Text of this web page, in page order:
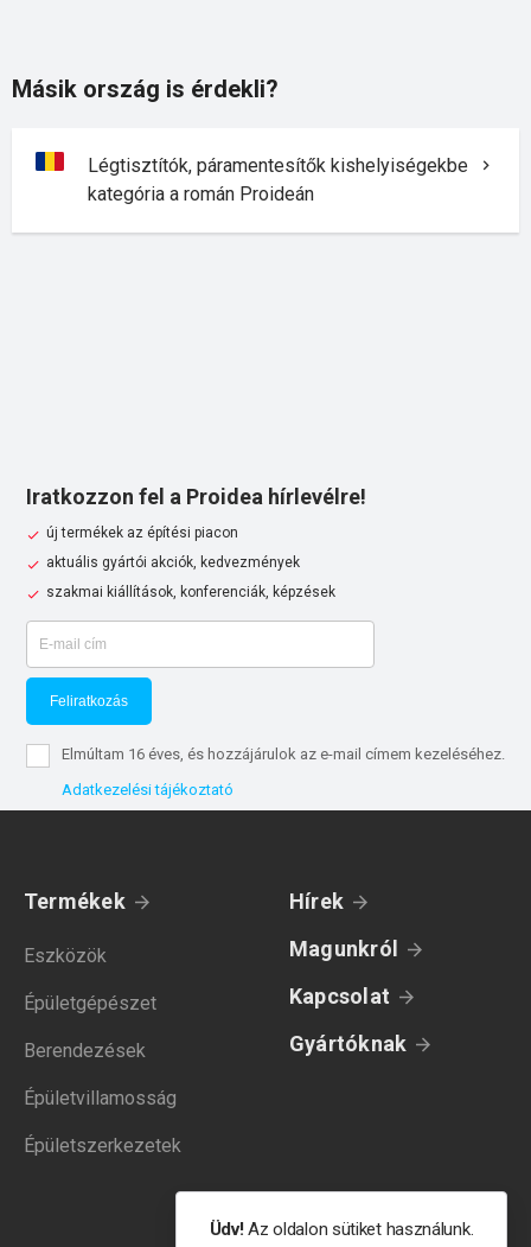
Másik ország is érdekli?
Légtisztítók, páramentesítők kishelyiségekbe
kategória a román Proideán
Iratkozzon fel a Proidea hírlevélre!
új termékek az építési piacon
aktuális gyártói akciók, kedvezmények
szakmai kiállítások, konferenciák, képzések
Feliratkozás
Elmúltam 16 éves, és hozzájárulok az e-mail címem kezeléséhez.
Adatkezelési tájékoztató
Termékek
Eszközök
Épületgépészet
Berendezések
Épületvillamosság
Épületszerkezetek
Hírek
Magunkról
Kapcsolat
Gyártóknak
Üdv!Az oldalon sütiket használunk.